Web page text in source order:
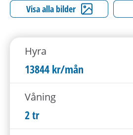
l
Visa alla bilder
Hyra
13844 kr/mån
Våning
2 tr